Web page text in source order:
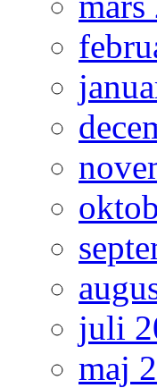
juli
maj